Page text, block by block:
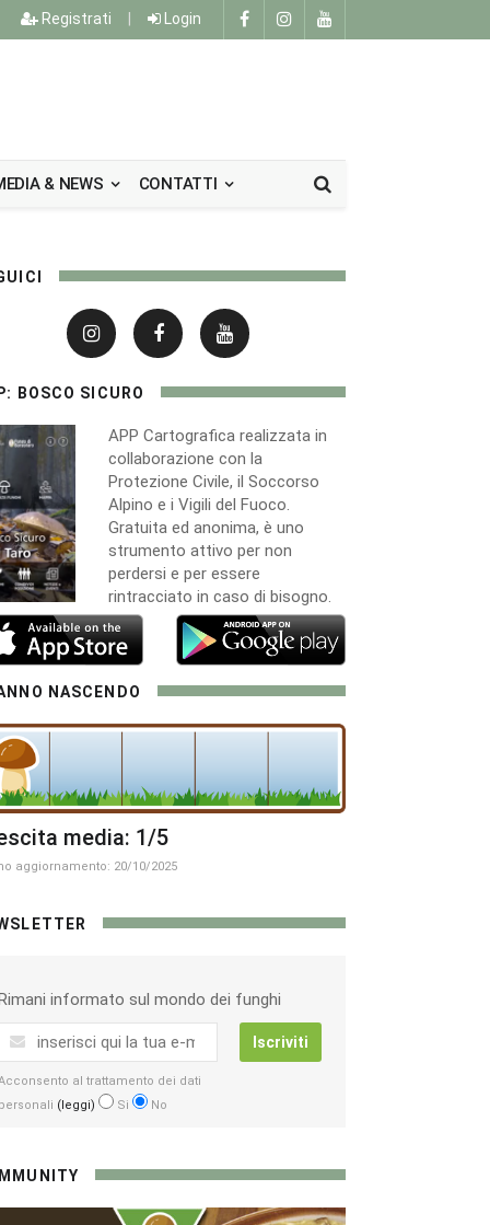
Registrati Login
& NEWS CONTATTI
BOSCO SICURO
APP Cartografica realizzata in
collaborazione con la
Protezione Civile, il Soccorso
Alpino e i Vigili del Fuoco.
Gratuita ed anonima, è uno
strumento attivo per non
perdersi e per essere
rintracciato in caso di bisogno.
NASCENDO
media: 1/5
aggiornamento: 20/10/2025
informato sul mondo dei funghi
Iscriviti
al trattamento dei dati
(leggi) Si No